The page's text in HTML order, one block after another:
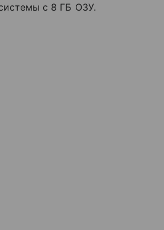
с 8 ГБ ОЗУ.